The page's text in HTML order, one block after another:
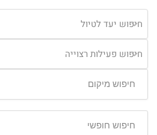
חיפוש יעד לטיול
חיפוש פעילות רצוייה